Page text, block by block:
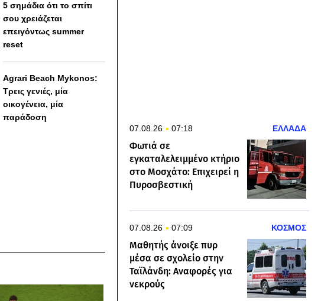
5 σημάδια ότι το σπίτι
σου χρειάζεται
επειγόντως summer
reset
Agrari Beach Mykonos:
Τρεις γενιές, μία
οικογένεια, μία
παράδοση
07.08.26 07:18 ΕΛΛΑΔΑ
Φωτιά σε
εγκαταλελειμμένο κτήριο
στο Μοσχάτο: Επιχειρεί η
Πυροσβεστική
07.08.26 07:09 ΚΟΣΜΟΣ
Μαθητής άνοιξε πυρ
μέσα σε σχολείο στην
Ταϊλάνδη: Αναφορές για
νεκρούς